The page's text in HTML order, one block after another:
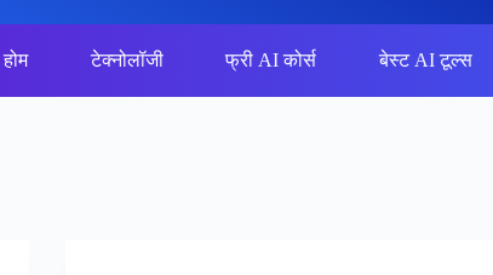
होम टेक्नोलॉजी फ्री AI कोर्स बेस्ट AI टूल्स